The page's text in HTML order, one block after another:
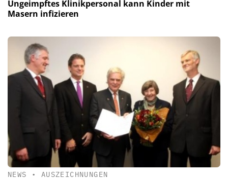
Ungeimpftes Klinikpersonal kann Kinder mit
Masern infizieren
NEWS • AUSZEICHNUNGEN